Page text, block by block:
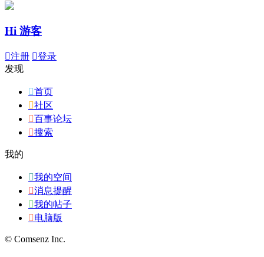
Hi 游客
注册 登录
发现
首页
社区
百事论坛
搜索
我的
我的空间
消息提醒
我的帖子
电脑版
© Comsenz Inc.